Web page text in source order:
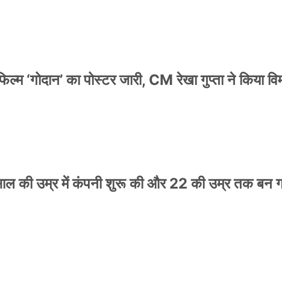
‘गोदान’ का पोस्टर जारी, CM रेखा गुप्ता ने
की उम्र में कंपनी शुरू की और 22 की उम्र तक बन